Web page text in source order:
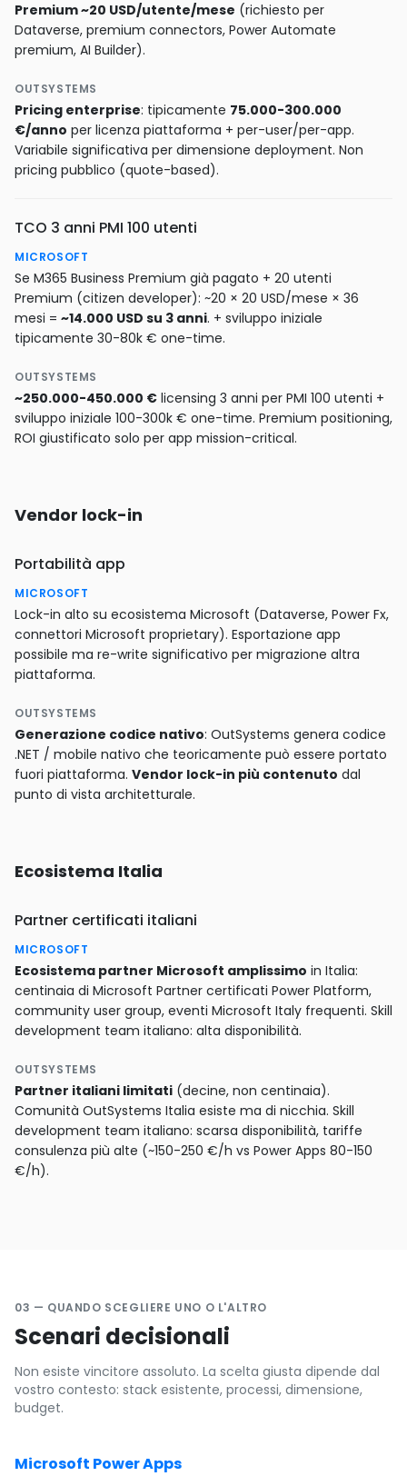
Premium ~20 USD/utente/mese (richiesto per
Dataverse, premium connectors, Power Automate
premium, AI Builder).
OUTSYSTEMS
Pricing enterprise: tipicamente 75.000-300.000
€/anno per licenza piattaforma + per-user/per-app.
Variabile significativa per dimensione deployment. Non
pricing pubblico (quote-based).
TCO 3 anni PMI 100 utenti
MICROSOFT
Se M365 Business Premium già pagato + 20 utenti
Premium (citizen developer): ~20 × 20 USD/mese × 36
mesi = ~14.000 USD su 3 anni. + sviluppo iniziale
tipicamente 30-80k € one-time.
OUTSYSTEMS
~250.000-450.000 € licensing 3 anni per PMI 100 utenti +
sviluppo iniziale 100-300k € one-time. Premium positioning,
ROI giustificato solo per app mission-critical.
Vendor lock-in
Portabilità app
MICROSOFT
Lock-in alto su ecosistema Microsoft (Dataverse, Power Fx,
connettori Microsoft proprietary). Esportazione app
possibile ma re-write significativo per migrazione altra
piattaforma.
OUTSYSTEMS
Generazione codice nativo: OutSystems genera codice
.NET / mobile nativo che teoricamente può essere portato
fuori piattaforma. Vendor lock-in più contenuto dal
punto di vista architetturale.
Ecosistema Italia
Partner certificati italiani
MICROSOFT
Ecosistema partner Microsoft amplissimo in Italia:
centinaia di Microsoft Partner certificati Power Platform,
community user group, eventi Microsoft Italy frequenti. Skill
development team italiano: alta disponibilità.
OUTSYSTEMS
Partner italiani limitati (decine, non centinaia).
Comunità OutSystems Italia esiste ma di nicchia. Skill
development team italiano: scarsa disponibilità, tariffe
consulenza più alte (~150-250 €/h vs Power Apps 80-150
€/h).
03 — QUANDO SCEGLIERE UNO O L'ALTRO
Scenari decisionali
Non esiste vincitore assoluto. La scelta giusta dipende dal
vostro contesto: stack esistente, processi, dimensione,
budget.
Microsoft Power Apps